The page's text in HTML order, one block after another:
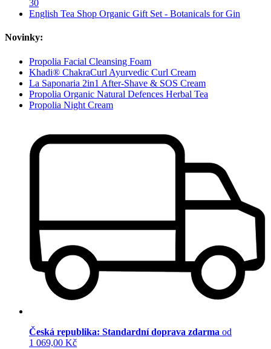
30
English Tea Shop Organic Gift Set - Botanicals for Gin
Novinky:
Propolia Facial Cleansing Foam
Khadi® ChakraCurl Ayurvedic Curl Cream
La Saponaria 2in1 After-Shave & SOS Cream
Propolia Organic Natural Defences Herbal Tea
Propolia Night Cream
Česká republika: Standardní doprava zdarma od
1 069,00 Kč